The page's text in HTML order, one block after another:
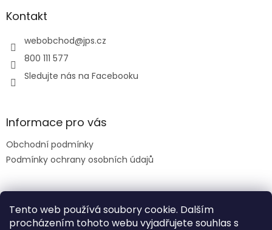
Tento web používá soubory cookie. Dalším
procházením tohoto webu vyjadřujete souhlas s
aKontakt
webobchod@jps.cz
800 111 577
Sledujte nás na Facebooku
Informace pro vás
Obchodní podmínky
Podmínky ochrany osobních údajů
Facebook